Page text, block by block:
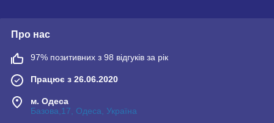
Про нас
97% позитивних з 98 відгуків за рік
Працює з 26.06.2020
м. Одеса
Базова,17, Одеса, Україна